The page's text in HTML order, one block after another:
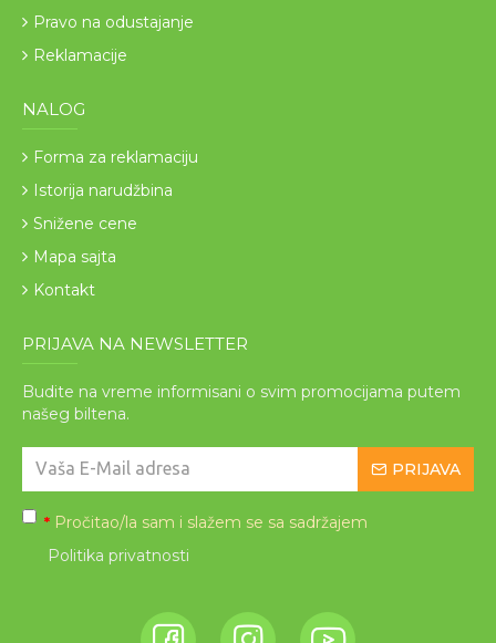
Pravo na odustajanje
Reklamacije
NALOG
Forma za reklamaciju
Istorija narudžbina
Snižene cene
Mapa sajta
Kontakt
PRIJAVA NA NEWSLETTER
Budite na vreme informisani o svim promocijama putem
našeg biltena.
PRIJAVA
* Pročitao/la sam i slažem se sa sadržajem
Politika privatnosti